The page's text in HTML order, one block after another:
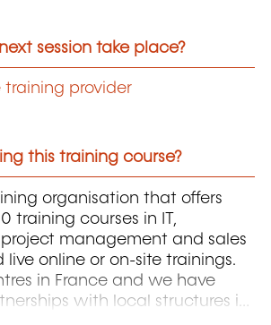
session take place?
provider
this training course?
organisation that offers
training courses in IT,
management and sales
live online or on-site trainings.
in France and we have
with local structures in